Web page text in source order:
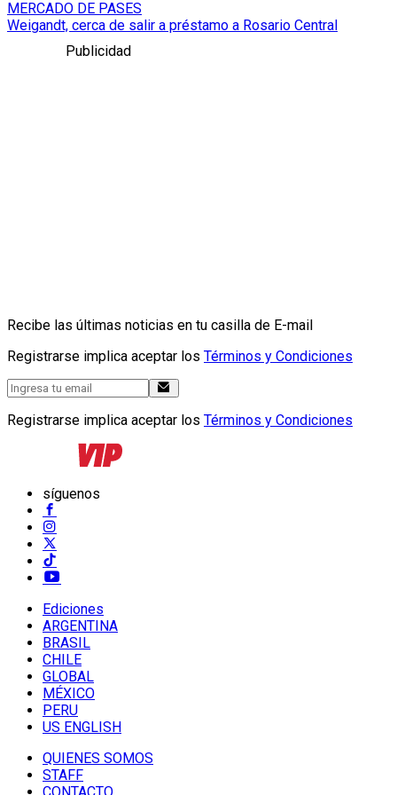
MERCADO DE PASES
Weigandt, cerca de salir a préstamo a Rosario Central
Publicidad
Recibe las últimas noticias en tu casilla de E-mail
Registrarse implica aceptar los Términos y Condiciones
Registrarse implica aceptar los Términos y Condiciones
síguenos
Ediciones
ARGENTINA
BRASIL
CHILE
GLOBAL
MÉXICO
PERU
US ENGLISH
QUIENES SOMOS
STAFF